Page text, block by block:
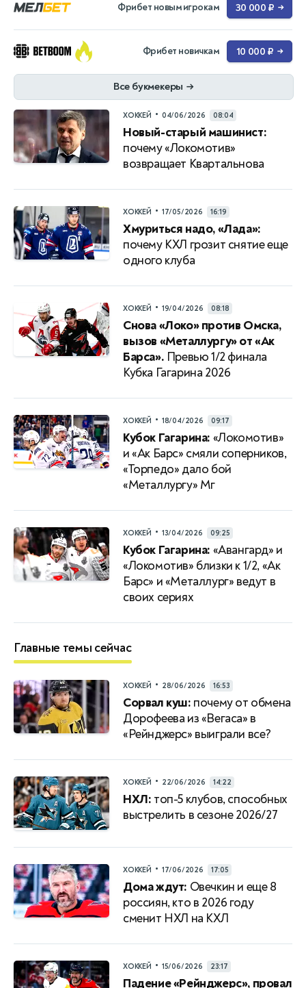
Фрибет новым игрокам 30 000 ₽ →
Фрибет новичкам 10 000 ₽ →
Все букмекеры →
ХОККЕЙ • 04/06/2026 08:04
Новый-старый машинист:
почему «Локомотив»
возвращает Квартальнова
ХОККЕЙ • 17/05/2026 16:19
Хмуриться надо, «Лада»:
почему КХЛ грозит снятие еще
одного клуба
ХОККЕЙ • 19/04/2026 08:18
Снова «Локо» против Омска,
вызов «Металлургу» от «Ак
Барса». Превью 1/2 финала
Кубка Гагарина 2026
ХОККЕЙ • 18/04/2026 09:17
Кубок Гагарина: «Локомотив»
и «Ак Барс» смяли соперников,
«Торпедо» дало бой
«Металлургу» Мг
ХОККЕЙ • 13/04/2026 09:25
Кубок Гагарина: «Авангард» и
«Локомотив» близки к 1/2, «Ак
Барс» и «Металлург» ведут в
своих сериях
Главные темы сейчас
ХОККЕЙ • 28/06/2026 16:53
Сорвал куш: почему от обмена
Дорофеева из «Вегаса» в
«Рейнджерс» выиграли все?
ХОККЕЙ • 22/06/2026 14:22
НХЛ: топ-5 клубов, способных
выстрелить в сезоне 2026/27
ХОККЕЙ • 17/06/2026 17:05
Дома ждут: Овечкин и еще 8
россиян, кто в 2026 году
сменит НХЛ на КХЛ
ХОККЕЙ • 15/06/2026 23:17
Падение «Рейнджерс», провал